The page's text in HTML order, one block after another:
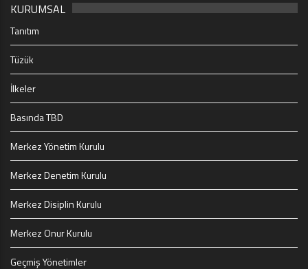
KURUMSAL
Tanıtım
Tüzük
İlkeler
Basında TBD
Merkez Yönetim Kurulu
Merkez Denetim Kurulu
Merkez Disiplin Kurulu
Merkez Onur Kurulu
Geçmiş Yönetimler